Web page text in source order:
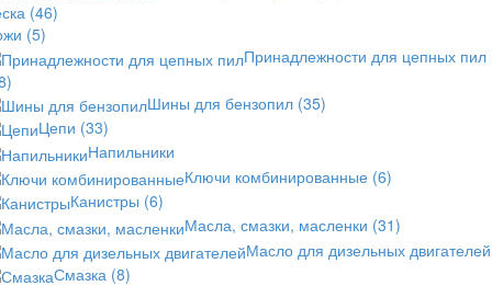
(46)
(5)
Принадлежности для цепных пил
Шины для бензопил (35)
Цепи (33)
Напильники
Ключи комбинированные (6)
Канистры (6)
Масла, смазки, масленки (31)
Масло для дизельных двигателей
Смазка (8)